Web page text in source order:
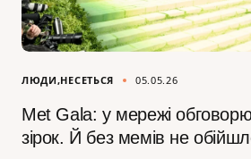
ЛЮДИ НЕСЕТЬСЯ 05.05.26
Met Galа: у мережі
зірок. Й без мемів не